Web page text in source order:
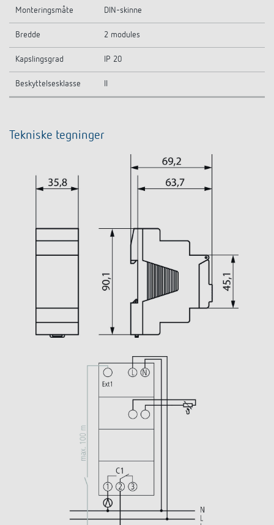
Monteringsmåte DIN-skinne
Bredde 2 modules
Kapslingsgrad IP 20
Beskyttelsesklasse
Tekniske tegninger